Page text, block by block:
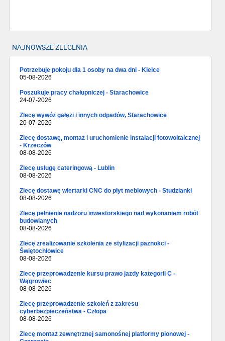
NAJNOWSZE ZLECENIA
Potrzebuje pokoju dla 1 osoby na dwa dni - Kielce
05-08-2026
Poszukuje pracy chałupniczej - Starachowice
24-07-2026
Zlecę wywóz gałęzi i innych odpadów, Starachowice
20-07-2026
Zlecę dostawę, montaż i uruchomienie instalacji fotowoltaicznej
- Krzeczów
08-08-2026
Zlecę usługę cateringową - Lublin
08-08-2026
Zlecę dostawę wiertarki CNC do płyt meblowych - Studzianki
08-08-2026
Zlecę pełnienie nadzoru inwestorskiego nad wykonaniem robót
budowlanych
08-08-2026
Zlecę zrealizowanie szkolenia ze stylizacji paznokci -
Świętochłowice
08-08-2026
Zlecę przeprowadzenie kursu prawo jazdy kategorii C -
Wągrowiec
08-08-2026
Zlecę przeprowadzenie szkoleń z zakresu
cyberbezpieczeństwa - Człopa
08-08-2026
Zlecę montaż zewnętrznej samonośnej platformy pionowej -